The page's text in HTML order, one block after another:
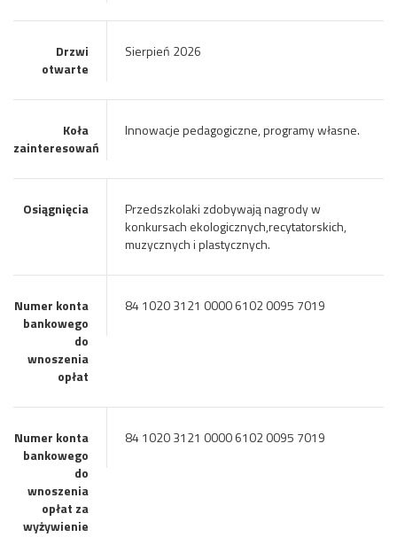
Drzwi
otwarte
Sierpień 2026
Koła
zainteresowań
Innowacje pedagogiczne, programy własne.
Osiągnięcia
Przedszkolaki zdobywają nagrody w
konkursach ekologicznych,recytatorskich,
muzycznych i plastycznych.
Numer konta
bankowego
do
wnoszenia
opłat
84 1020 3121 0000 6102 0095 7019
Numer konta
bankowego
do
wnoszenia
opłat za
wyżywienie
84 1020 3121 0000 6102 0095 7019